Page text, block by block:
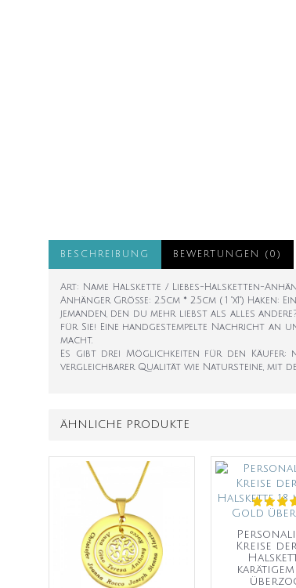
BESCHREIBUNG BEWERTUNGEN (0)
Art: Name Halskette / Liebes-Halsketten-
Anhänger Größe: 2.5cm * 2.5cm ( 1 "x1")
jemanden, den du mehr liebst als alles
für Sie! Eine handgestempelte Nachricht an
macht.
Es gibt drei Möglichkeiten für den Käufer:
vergleichbarer Qualität wie Natursteine, mit
ÄHNLICHE PRODUKTE
Kreise